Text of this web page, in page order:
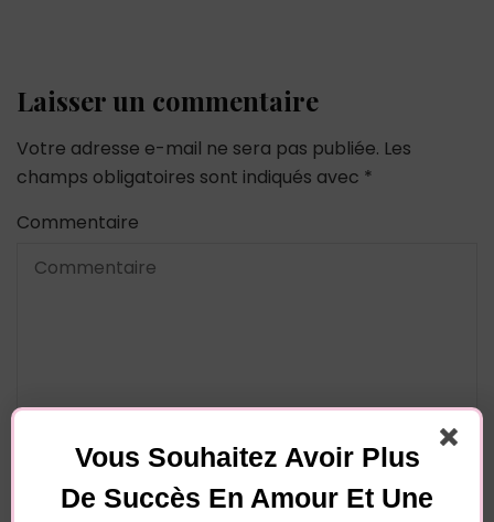
Laisser un commentaire
Votre adresse e-mail ne sera pas publiée. Les
champs obligatoires sont indiqués avec *
Commentaire
Vous Souhaitez Avoir Plus
De Succès En Amour Et Une